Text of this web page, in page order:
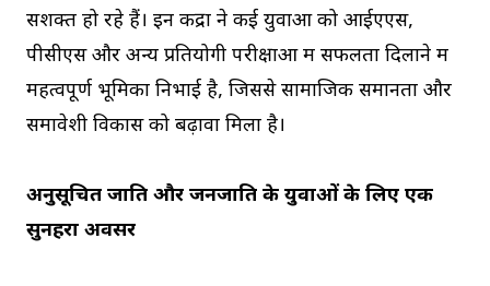
सशक्त हो रहे हैं। इन केंद्रों ने कई युवाओं को आईएएस,
पीसीएस और अन्य प्रतियोगी परीक्षाओं में सफलता दिलाने में
महत्वपूर्ण भूमिका निभाई है, जिससे सामाजिक समानता और
समावेशी विकास को बढ़ावा मिला है।
अनुसूचित जाति और जनजाति के युवाओं के लिए एक
सुनहरा अवसर